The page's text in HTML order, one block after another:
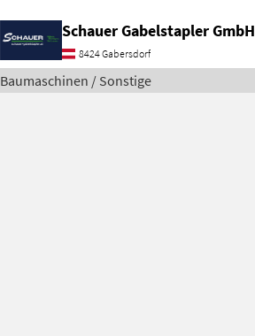
Schauer Gabelstapler GmbH
8424 Gabersdorf
Baumaschinen / Sonstige